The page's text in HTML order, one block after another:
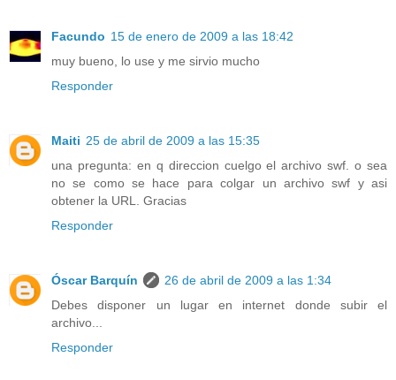
Facundo 15 de enero de 2009 a las 18:42
muy bueno, lo use y me sirvio mucho
Responder
Maiti 25 de abril de 2009 a las 15:35
una pregunta: en q direccion cuelgo el archivo swf. o sea
no se como se hace para colgar un archivo swf y asi
obtener la URL. Gracias
Responder
Óscar Barquín
26 de abril de 2009 a las 1:34
Debes disponer un lugar en internet donde subir el
archivo...
Responder